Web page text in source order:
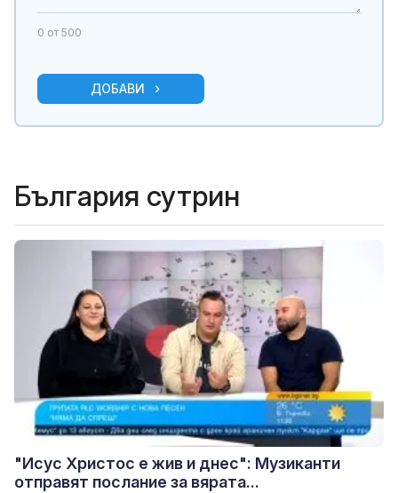
0 от 500
ДОБАВИ
България сутрин
"Исус Христос е жив и днес": Музиканти
отправят послание за вярата...